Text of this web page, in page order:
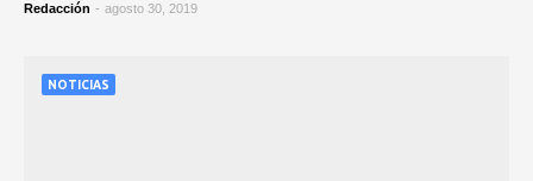
Redacción - agosto 30, 2019
NOTICIAS